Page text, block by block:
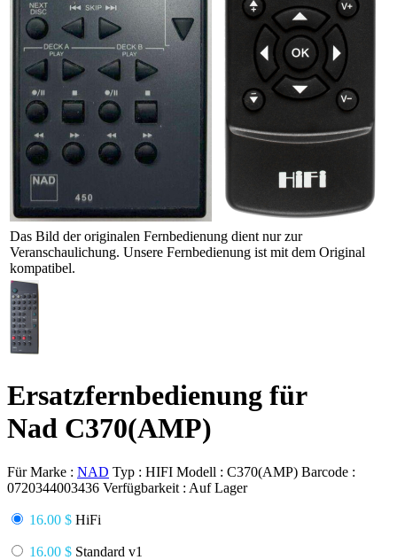
Das Bild der originalen Fernbedienung dient nur zur
Veranschaulichung. Unsere Fernbedienung ist mit dem Original
kompatibel.
Ersatzfernbedienung für
Nad C370(AMP)
Für Marke : NAD Typ : HIFI Modell : C370(AMP) Barcode :
0720344003436 Verfügbarkeit : Auf Lager
16.00 $ HiFi
16.00 $ Standard v1